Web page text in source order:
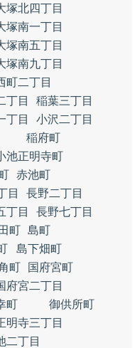
塚北四丁目
塚南一丁目
塚南五丁目
塚南九丁目
町二丁目
丁目
稲葉三丁目
丁目
小沢二丁目
稲府町
池正明寺町
赤池町
目
長野二丁目
丁目
長野七丁目
町 島町
島下畑町
町
国府宮町
府宮二丁目
町
御供所町
明寺三丁目
二丁目